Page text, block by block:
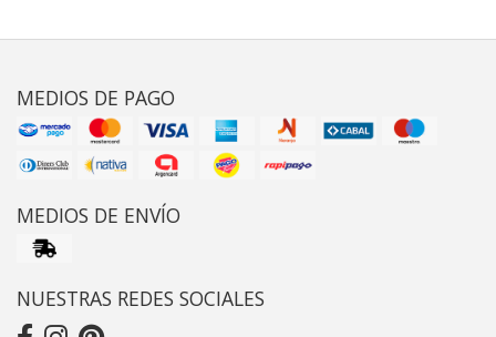
MEDIOS DE PAGO
MEDIOS DE ENVÍO
NUESTRAS REDES SOCIALES